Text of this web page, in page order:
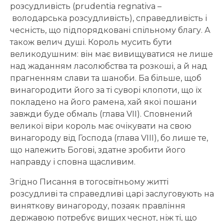
розсудливість (prudentia regnativa –
володарська розсудливість), справедливість і
чесність, що підпорядковані спільному благу. А
також велич душі. Король мусить бути
великодушним: він має вивищуватися не лише
над жаданням ласолюбства та розкоші, а й над
прагненням слави та шаноби. Ба більше, щоб
винагородити його за ті суворі клопоти, що їх
покладено на його рамена, хай якої пошани
завжди буде обмаль (глава VII). Сповнений
великої віри король має очікувати на свою
винагороду від Господа (глава VIII), бо лише те,
що належить Богові, здатне зробити його
направду і сповна щасливим.
Згідно Писання в тогосвітньому житті
розсудливі та справедливі царі заслуговують на
виняткову винагороду, позаяк правління
державою потребує вищих чеснот, ніж ті, що